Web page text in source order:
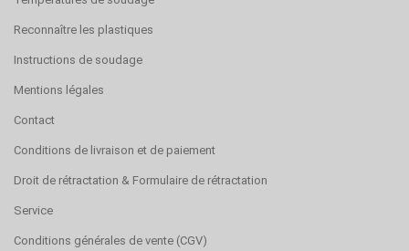
Reconnaître les plastiques
Instructions de soudage
Mentions légales
Contact
Conditions de livraison et de paiement
Droit de rétractation & Formulaire de rétractation
Service
Conditions générales de vente (CGV)